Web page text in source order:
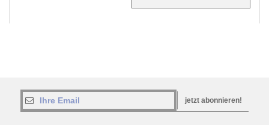
jetzt abonnieren!